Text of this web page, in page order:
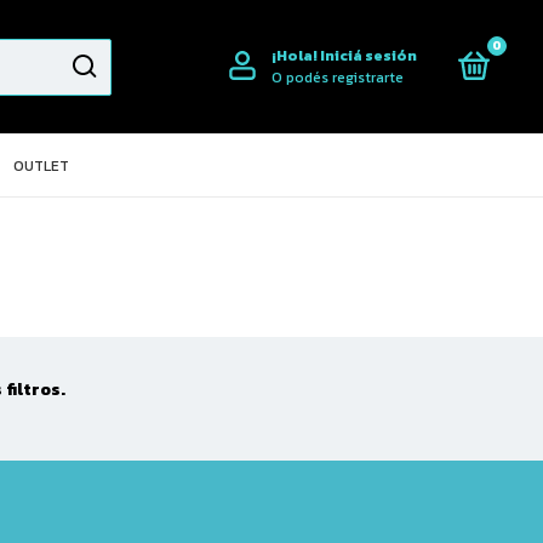
¡Hola!Iniciá sesión
O podés registrarte
0
OUTLET
filtros.